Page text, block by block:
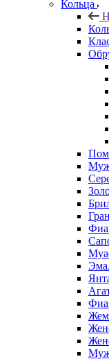
Кольца